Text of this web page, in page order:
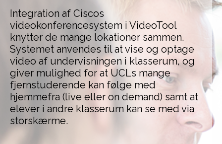
Integration af Ciscos
videokonferencesystem i VideoTool
knytter de mange lokationer sammen.
Systemet anvendes til at vise og optage
video af undervisningen i klasserum, og
giver mulighed for at UCLs mange
fjernstuderende kan følge med
hjemmefra (live eller on demand) samt at
elever i andre klasserum kan se med via
storskærme.